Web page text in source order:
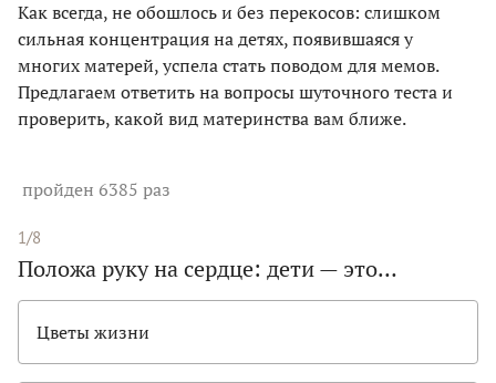
Как всегда, не обошлось и без перекосов: слишком
сильная концентрация на детях, появившаяся у
многих матерей, успела стать поводом для мемов.
Предлагаем ответить на вопросы шуточного теста и
проверить, какой вид материнства вам ближе.
пройден 6385 раз
1/8
Положа руку на сердце: дети — это…
Цветы жизни